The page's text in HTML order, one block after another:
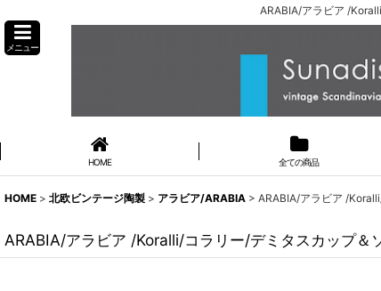
ARABIA/アラビア /
メニュー
HOME 全ての商品
HOME > 北欧ビンテージ陶製 > アラビア/ARABIA > ARABIA/アラビア /
ARABIA/アラビア /Koralli/コラリー/デミタスカップ＆